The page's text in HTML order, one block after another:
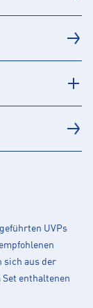
UVPs
sich aus der
enthaltenen